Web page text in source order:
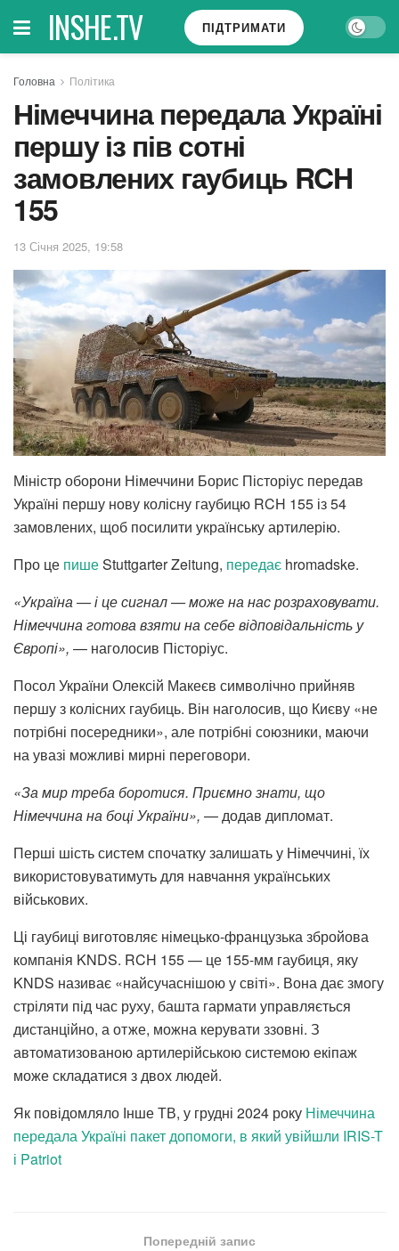
INSHE.TV ПІДТРИМАТИ
Головна Політика
Німеччина передала Україні
першу із пів сотні
замовлених гаубиць RCH
155
13 Січня 2025, 19:58
Міністр оборони Німеччини Борис Пісторіус передав
Україні першу нову колісну гаубицю RCH 155 із 54
замовлених, щоб посилити українську артилерію.
Про це пишеStuttgarter Zeitung, передає hromadske.
«Україна — і це сигнал — може на нас розраховувати.
Німеччина готова взяти на себе відповідальність у
Європі», — наголосив Пісторіус.
Посол України Олексій Макеєв символічно прийняв
першу з колісних гаубиць. Він наголосив, що Києву «не
потрібні посередники», але потрібні союзники, маючи
на увазі можливі мирні переговори.
«За мир треба боротися. Приємно знати, що
Німеччина на боці України», — додав дипломат.
Перші шість систем спочатку залишать у Німеччині, їх
використовуватимуть для навчання українських
військових.
Ці гаубиці виготовляє німецько-французька збройова
компанія KNDS. RCH 155 — це 155-мм гаубиця, яку
KNDS називає «найсучаснішою у світі». Вона дає змогу
стріляти під час руху, башта гармати управляється
дистанційно, а отже, можна керувати ззовні. З
автоматизованою артилерійською системою екіпаж
може складатися з двох людей.
Як повідомляло Інше ТВ, у грудні 2024 року Німеччина
передала Україні пакет допомоги, в який увійшли IRIS-T
і Patriot
Попередній запис